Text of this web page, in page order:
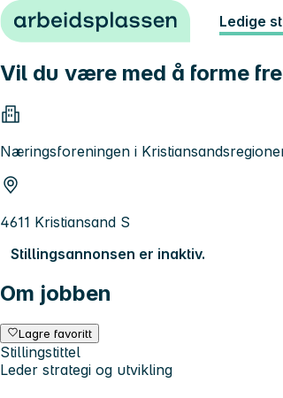
Hopp til innhold Ledige
Vil du være med å forme
Næringsforeningen i
4611 Kristiansand S
Stillingsannonsen er inaktiv.
Om jobben
Lagre favoritt
Stillingstittel
Leder strategi og utvikling